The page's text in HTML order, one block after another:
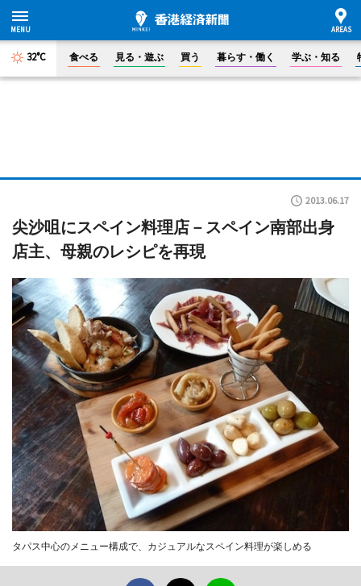
32°C 食べる 見る・遊ぶ 買う 暮らす・働く 学ぶ・知る
2013.06.17
尖沙咀にスペイン料理店－スペイン南部出身
店主、母親のレシピを再現
タパス中心のメニュー構成で、カジュアルなスペイン料理が楽しめる